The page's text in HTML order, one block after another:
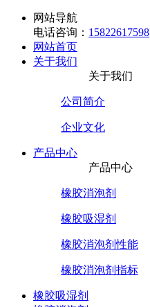
网站导航
电话咨询： 15822617598
网站首页
关于我们
关于我们
公司简介
企业文化
产品中心
产品中心
橡胶消泡剂
橡胶吸湿剂
橡胶消泡剂性能
橡胶消泡剂指标
橡胶吸湿剂